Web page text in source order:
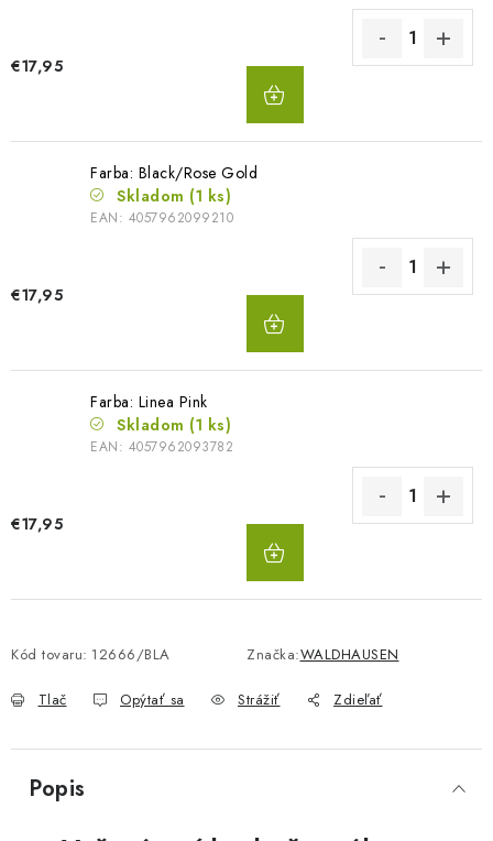
€17,95
Farba: Black/Rose Gold
Skladom (1 ks)
EAN: 4057962099210
€17,95
Farba: Linea Pink
Skladom (1 ks)
EAN: 4057962093782
€17,95
Kód tovaru: 12666/BLA Značka:WALDHAUSEN
Tlač Opýtať sa Strážiť Zdieľať
Popis